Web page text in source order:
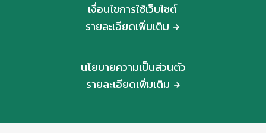
เงื่อนไขการใช้เว็บไซต์
รายละเอียดเพิ่มเติม
นโยบายความเป็นส่วนตัว
รายละเอียดเพิ่มเติม